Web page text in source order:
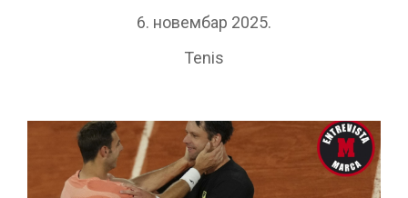
6. новембар 2025.
Tenis